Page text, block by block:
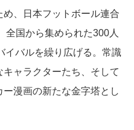
、日本フットボール連合
全国から集められた300人
イバルを繰り広げる。常識
ャラクターたち、そして
漫画の新たな金字塔とし